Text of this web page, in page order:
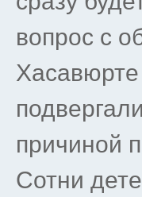
вопрос с
причиной
Сотни